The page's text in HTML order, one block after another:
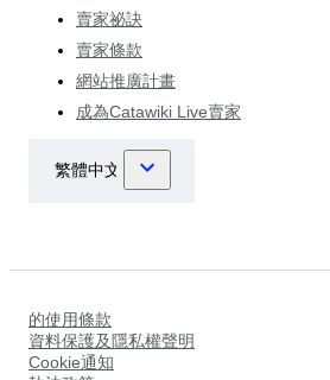
賣家祕訣
賣家條款
網站推廣計畫
成為Catawiki Live賣家
的使用條款
資料保護及隱私權聲明
Cookie通知